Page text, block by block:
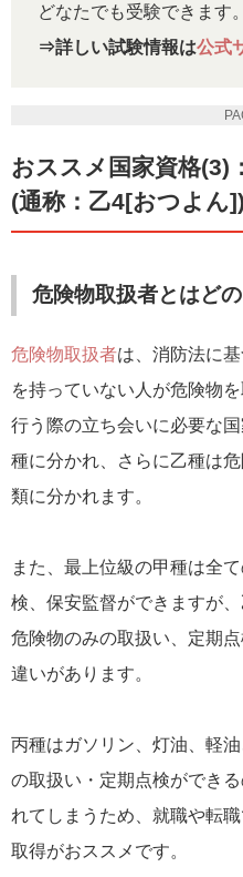
どなたでも受験できます。
⇒詳しい試験情報は公式
おススメ国家資格(3)
(通称：乙4[おつよん
危険物取扱者とはど
危険物取扱者は、消防法に
を持っていない人が危険物
行う際の立ち会いに必要な
種に分かれ、さらに乙種は
類に分かれます。
また、最上位級の甲種は全
検、保安監督ができますが
危険物のみの取扱い、定期
違いがあります。
丙種はガソリン、灯油、軽
の取扱い・定期点検ができ
れてしまうため、就職や転
取得がおススメです。